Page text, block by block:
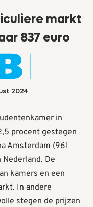
markt
837 euro
2024
in
procent gestegen
Amsterdam (961
De
kamers en een
In andere
stegen de prijzen